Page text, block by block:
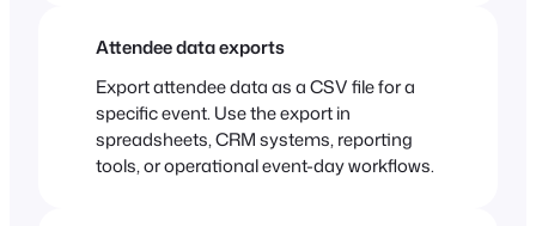
Attendee data exports
Export attendee data as a CSV file for a
specific event. Use the export in
spreadsheets, CRM systems, reporting
tools, or operational event-day workflows.